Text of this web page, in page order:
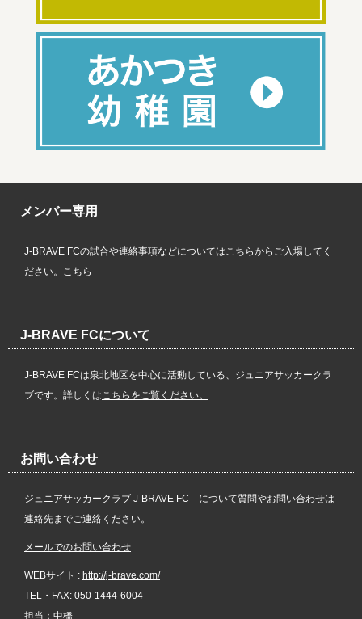
メンバー専用
J-BRAVE FCの試合や連絡事項などについてはこちらからご入場してく
ださい。 こちら
J-BRAVE FCについて
J-BRAVE FCは泉北地区を中心に活動している、ジュニアサッカークラ
ブです。詳しくはこちらをご覧ください。
お問い合わせ
ジュニアサッカークラブ J-BRAVE FC について質問やお問い合わせは
連絡先までご連絡ください。
メールでのお問い合わせ
WEBサイト : http://j-brave.com/
TEL・FAX: 050-1444-6004
担当：中橋